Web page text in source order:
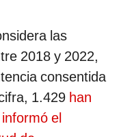
las
2018 y 2022,
consentida
1.429 han
el